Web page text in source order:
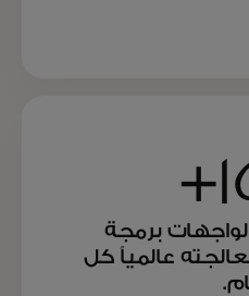
برمجة
عالمياً كل